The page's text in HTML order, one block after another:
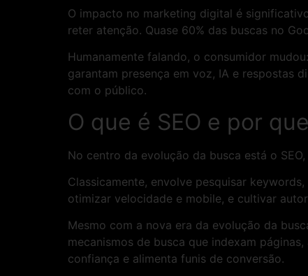
O impacto no marketing digital é
reter atenção. Quase 60% das buscas no
Humanamente falando, o consumidor
garantam presença em voz, IA e respostas
com o público.
O que é SEO e por
No centro da evolução da busca está o
Classicamente, envolve pesquisar
otimizar velocidade e mobile, e cultivar
Mesmo com a nova era da evolução da
mecanismos de busca que indexam
confiança e alimenta funis de conversão.